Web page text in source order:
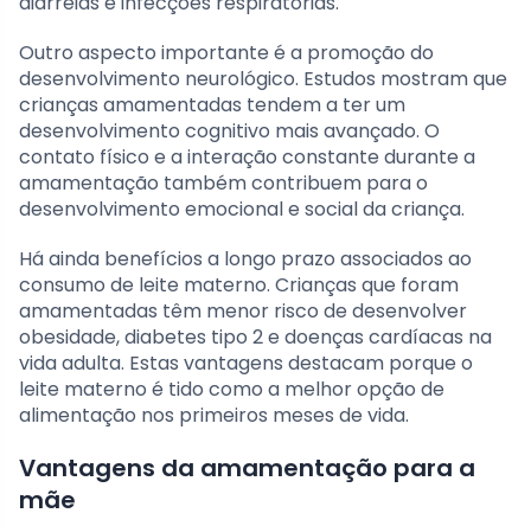
Outro aspecto importante é a promoção do
desenvolvimento neurológico. Estudos mostram que
crianças amamentadas tendem a ter um
desenvolvimento cognitivo mais avançado. O
contato físico e a interação constante durante a
amamentação também contribuem para o
desenvolvimento emocional e social da criança.
Há ainda benefícios a longo prazo associados ao
consumo de leite materno. Crianças que foram
amamentadas têm menor risco de desenvolver
obesidade, diabetes tipo 2 e doenças cardíacas na
vida adulta. Estas vantagens destacam porque o
leite materno é tido como a melhor opção de
alimentação nos primeiros meses de vida.
Vantagens da amamentação para a
mãe